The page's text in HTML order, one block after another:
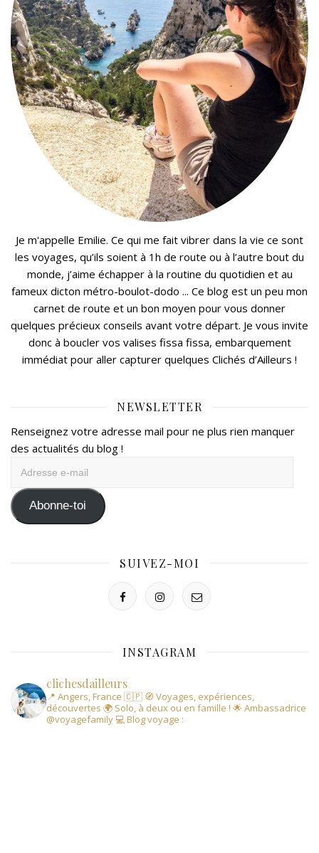
Je m'appelle Emilie. Ce qui me fait vibrer dans la vie ce sont
les voyages, qu’ils soient à 1h de route ou à l’autre bout du
monde, j’aime échapper à la routine du quotidien et au
fameux dicton métro-boulot-dodo ... Ce blog est un peu mon
carnet de route et un bon moyen pour vous donner
quelques précieux conseils avant votre départ. Je vous invite
donc à boucler vos valises fissa fissa, embarquement
immédiat pour aller capturer quelques Clichés d’Ailleurs !
NEWSLETTER
Renseignez votre adresse mail pour ne plus rien manquer
des actualités du blog !
mail Abonne-toi
SUIVEZ-MOI
INSTAGRAM
clichesdailleurs
📍 Angers, France 🇨🇵 🧭 Voyages, expériences,
découvertes 🌍 Solo, à deux ou en famille ! 🌟 Ambassadrice
@voyagefamily 💻 Blog voyage :